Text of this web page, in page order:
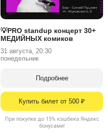
💡PRO standup концерт 30+
МЕДИЙНЫХ комиков
31 августа, 20:30
понедельник
Подробнее
Купить билет от 500 ₽
При покупке до 15% кэшбека Яндекс
бонусами!